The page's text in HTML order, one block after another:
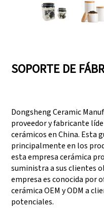
SOPORTE DE
Dongsheng Ceramic
proveedor y fabricante
cerámicos en China. Esta
principalmente en los
esta empresa cerámica
suministra a sus clientes
empresa es conocida por
cerámica OEM y ODM a
potenciales.